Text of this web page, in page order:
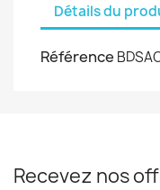
Détails du
Référence
Recevez nos